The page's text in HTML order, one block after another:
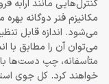
مکانیزم فنر دوگانه
می‌شود. اندازه قابل
می‌توان آن را مطابق با
متأسفانه، چپ دست‌ها
خواهند کرد. کل جوی